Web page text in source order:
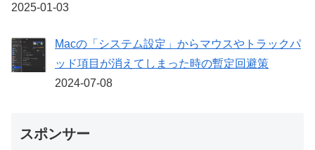
2025-01-03
Macの「システム設定」からマウスやトラックパ
ッド項目が消えてしまった時の暫定回避策
2024-07-08
スポンサー